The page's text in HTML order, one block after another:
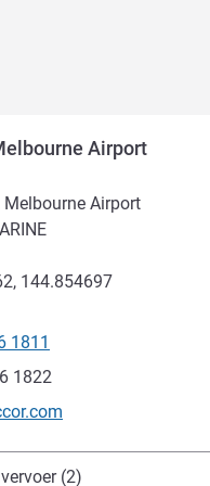
Airport
Melbourne Airport
144.854697
1811
1822
voor contact
(2)